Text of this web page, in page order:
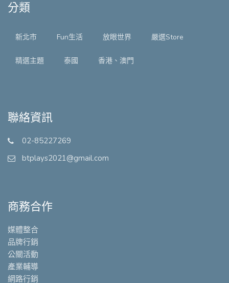
分類
新北市 Fun生活 放眼世界 嚴選Store
精選主題 泰國 香港、澳門
聯絡資訊
02-85227269
btplays2021@gmail.com
商務合作
媒體整合
品牌行銷
公關活動
產業輔導
網路行銷